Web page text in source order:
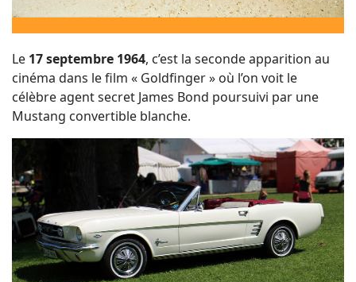
Le 17 septembre 1964, c’est la seconde apparition au
cinéma dans le film « Goldfinger » où l’on voit le
célèbre agent secret James Bond poursuivi par une
Mustang convertible blanche.